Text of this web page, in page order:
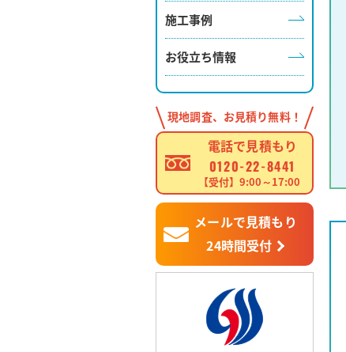
施工事例
お役立ち情報
現地調査、お見積り無料！
電話で見積もり
0120-22-8441
【受付】9:00～17:00
メールで見積もり
24時間受付